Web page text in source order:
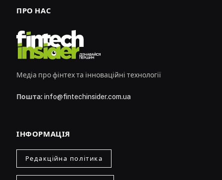
ПРО НАС
Медіа про фінтех та інноваційні технології
Пошта: info@fintechinsider.com.ua
ІНФОРМАЦІЯ
Редакційна політика